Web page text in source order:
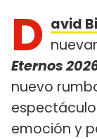
D avid
Eternos
nuevo
emoción y